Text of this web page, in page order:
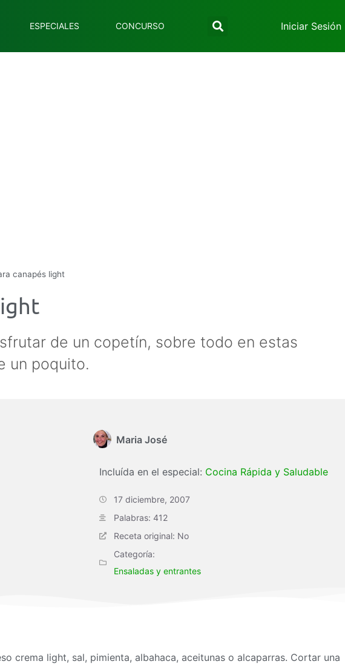
ESPECIALES CONCURSO Iniciar Sesión
canapés light
de un copetín, sobre todo en estas
un poquito.
Maria José
Incluída en el especial: Cocina Rápida y Saludable
17 diciembre, 2007
Palabras: 412
Receta original: No
Categoría:
Ensaladas y entrantes
crema light, sal, pimienta, albahaca, aceitunas o alcaparras. Cortar una